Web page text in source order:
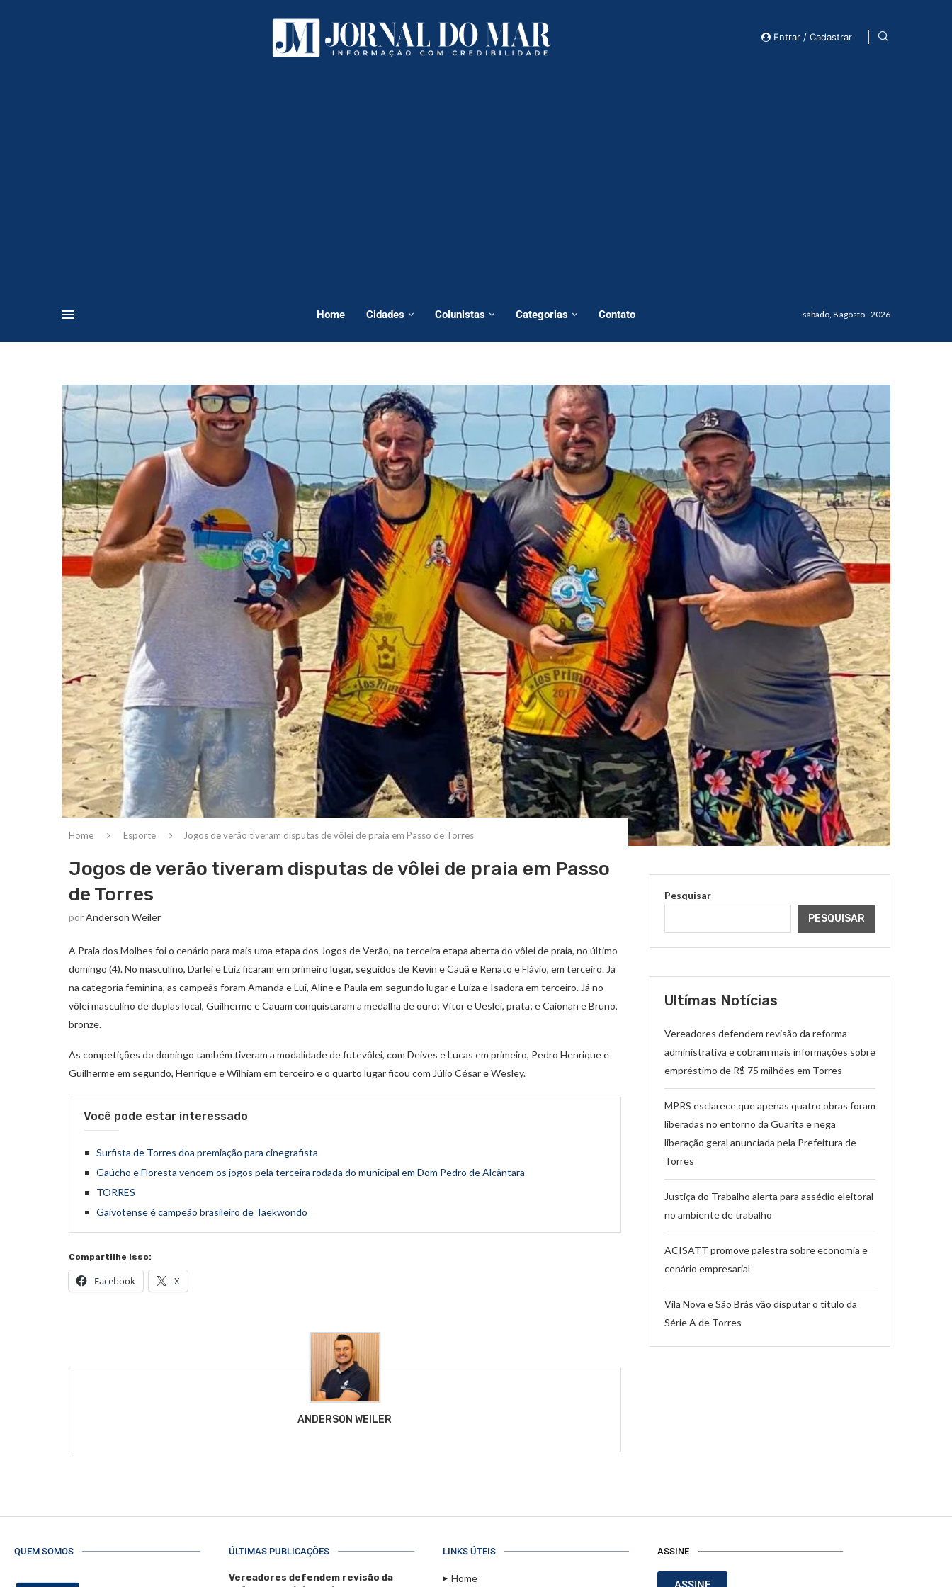
Entrar / Cadastrar
Home Cidades Colunistas Categorias Contato sábado, 8 agosto - 2026
Home Esporte Jogos de verão tiveram disputas de vôlei de praia em Passo de Torres
Jogos de verão tiveram disputas de vôlei de praia em Passo
de Torres
porAnderson Weiler
A Praia dos Molhes foi o cenário para mais uma etapa dos Jogos de Verão, na terceira etapa aberta do vôlei de praia, no último
domingo (4). No masculino, Darlei e Luiz ficaram em primeiro lugar, seguidos de Kevin e Cauã e Renato e Flávio, em terceiro. Já
na categoria feminina, as campeãs foram Amanda e Lui, Aline e Paula em segundo lugar e Luiza e Isadora em terceiro. Já no
vôlei masculino de duplas local, Guilherme e Cauam conquistaram a medalha de ouro; Vitor e Ueslei, prata; e Caionan e Bruno,
bronze.
As competições do domingo também tiveram a modalidade de futevôlei, com Deives e Lucas em primeiro, Pedro Henrique e
Guilherme em segundo, Henrique e Wilhiam em terceiro e o quarto lugar ficou com Júlio César e Wesley.
Você pode estar interessado
Surfista de Torres doa premiação para cinegrafista
Gaúcho e Floresta vencem os jogos pela terceira rodada do municipal em Dom Pedro de Alcântara
TORRES
Gaivotense é campeão brasileiro de Taekwondo
Compartilhe isso:
Facebook X
ANDERSON WEILER
Pesquisar
PESQUISAR
Ultímas Notícias
Vereadores defendem revisão da reforma
administrativa e cobram mais informações sobre
empréstimo de R$ 75 milhões em Torres
MPRS esclarece que apenas quatro obras foram
liberadas no entorno da Guarita e nega
liberação geral anunciada pela Prefeitura de
Torres
Justiça do Trabalho alerta para assédio eleitoral
no ambiente de trabalho
ACISATT promove palestra sobre economia e
cenário empresarial
Vila Nova e São Brás vão disputar o título da
Série A de Torres
QUEM SOMOS ÚLTIMAS PUBLICAÇÕES
Vereadores defendem revisão da
LINKS ÚTEIS
Home
ASSINE